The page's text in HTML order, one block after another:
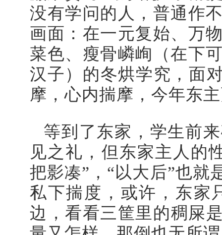
没有学问的人，普通作
画面： 在一元复始、万
菜色、瘦骨嶙峋（在下
汉子）的冬烘学究，面
摩，心内揣摩，今年东
等到了东家，学生前
见之礼，但东家主人的
把影凑”，“以大后”也就
私下揣度，或许，东家
边，看看三筐里的稠屎